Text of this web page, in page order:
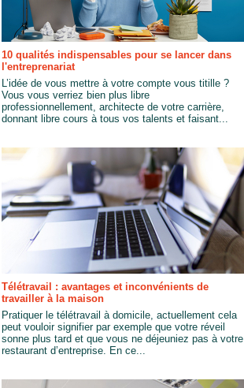
10 qualités indispensables pour se lancer dans
l'entreprenariat
L’idée de vous mettre à votre compte vous titille ?
Vous vous verriez bien plus libre
professionnellement, architecte de votre carrière,
donnant libre cours à tous vos talents et faisant...
Télétravail : avantages et inconvénients de
travailler à la maison
Pratiquer le télétravail à domicile, actuellement cela
peut vouloir signifier par exemple que votre réveil
sonne plus tard et que vous ne déjeuniez pas à votre
restaurant d’entreprise. En ce...